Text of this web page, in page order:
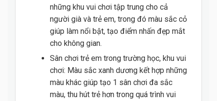
những khu vui chơi tập trung cho cả
người già và trẻ em, trong đó màu sắc cỏ
giúp làm nổi bật, tạo điểm nhấn đẹp mắt
cho không gian.
Sân chơi trẻ em trong trường học, khu vui
chơi: Màu sắc xanh dương kết hợp những
màu khác giúp tạo 1 sân chơi đa sắc
màu, thu hút trẻ hơn trong quá trình vui